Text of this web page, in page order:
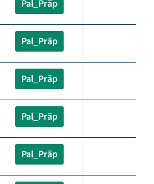
Pal_Präp
Pal_Präp
Pal_Präp
Pal_Präp
Pal_Präp